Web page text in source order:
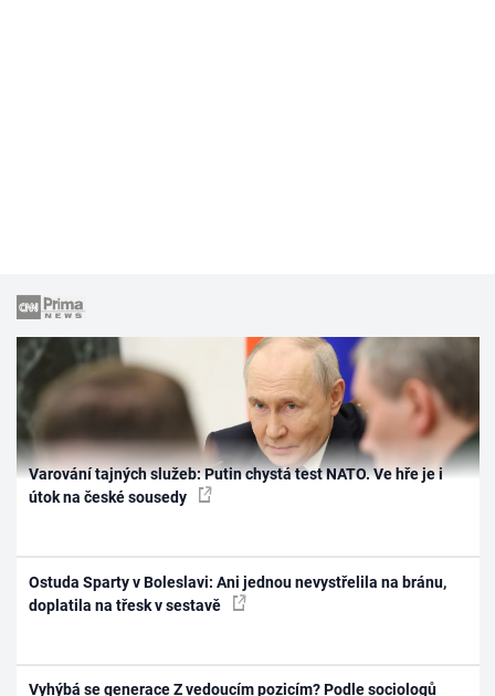
Varování tajných služeb: Putin chystá test NATO. Ve hře je i
útok na české sousedy
Ostuda Sparty v Boleslavi: Ani jednou nevystřelila na bránu,
doplatila na třesk v sestavě
Vyhýbá se generace Z vedoucím pozicím? Podle sociologů